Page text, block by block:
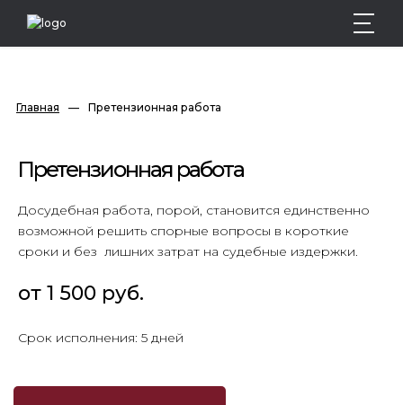
Главная — Претензионная работа
Претензионная работа
Досудебная работа, порой, становится единственно
возможной решить спорные вопросы в короткие
сроки и без лишних затрат на судебные издержки.
от 1 500 руб.
Срок исполнения: 5 дней